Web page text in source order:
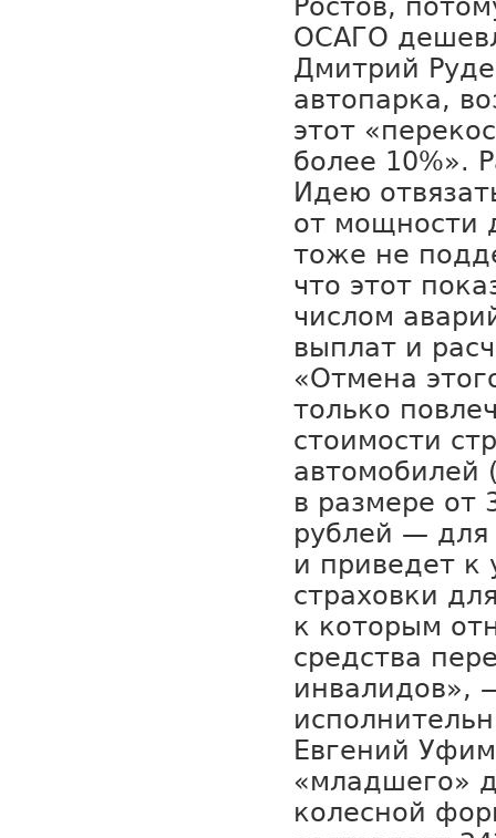
Ростов,
ОСАГО
Дмитрий
автопарка,
этот
более 10%».
Идею
от мощности
тоже не
что этот
числом
выплат и
«Отмена
только
стоимости
автомобилей
в размере от
рублей —
и приведет
страховки
к которым
средства
инвалидов»,
Евгений
«младшего»
колесной